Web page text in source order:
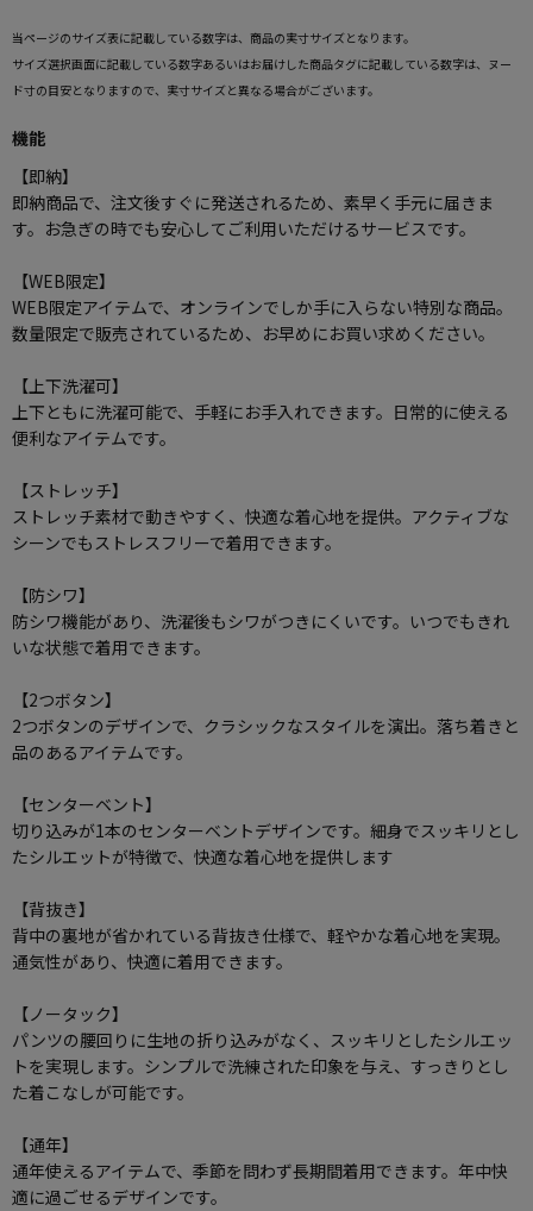
当ページのサイズ表に記載している数字は、商品の実寸サイズとなります。
サイズ選択画面に記載している数字あるいはお届けした商品タグに記載している数字は、ヌー
ド寸の目安となりますので、実寸サイズと異なる場合がございます。
機能
【即納】
即納商品で、注文後すぐに発送されるため、素早く手元に届きま
す。お急ぎの時でも安心してご利用いただけるサービスです。
【WEB限定】
WEB限定アイテムで、オンラインでしか手に入らない特別な商品。
数量限定で販売されているため、お早めにお買い求めください。
【上下洗濯可】
上下ともに洗濯可能で、手軽にお手入れできます。日常的に使える
便利なアイテムです。
【ストレッチ】
ストレッチ素材で動きやすく、快適な着心地を提供。アクティブな
シーンでもストレスフリーで着用できます。
【防シワ】
防シワ機能があり、洗濯後もシワがつきにくいです。いつでもきれ
いな状態で着用できます。
【2つボタン】
2つボタンのデザインで、クラシックなスタイルを演出。落ち着きと
品のあるアイテムです。
【センターベント】
切り込みが1本のセンターベントデザインです。細身でスッキリとし
たシルエットが特徴で、快適な着心地を提供します
【背抜き】
背中の裏地が省かれている背抜き仕様で、軽やかな着心地を実現。
通気性があり、快適に着用できます。
【ノータック】
パンツの腰回りに生地の折り込みがなく、スッキリとしたシルエッ
トを実現します。シンプルで洗練された印象を与え、すっきりとし
た着こなしが可能です。
【通年】
通年使えるアイテムで、季節を問わず長期間着用できます。年中快
適に過ごせるデザインです。